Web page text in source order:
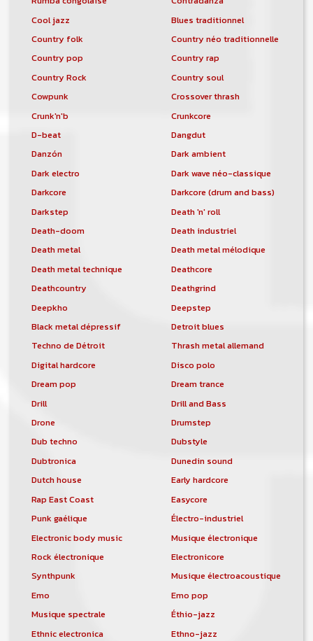
Cool jazz
Blues traditionnel
Country folk
Country néo traditionnelle
Country pop
Country rap
Country Rock
Country soul
Cowpunk
Crossover thrash
Crunk'n'b
Crunkcore
D-beat
Dangdut
Danzón
Dark ambient
Dark electro
Dark wave néo-classique
Darkcore
Darkcore (drum and bass)
Darkstep
Death 'n' roll
Death-doom
Death industriel
Death metal
Death metal mélodique
Death metal technique
Deathcore
Deathcountry
Deathgrind
Deepkho
Deepstep
Black metal dépressif
Detroit blues
Techno de Détroit
Thrash metal allemand
Digital hardcore
Disco polo
Dream pop
Dream trance
Drill
Drill and Bass
Drone
Drumstep
Dub techno
Dubstyle
Dubtronica
Dunedin sound
Dutch house
Early hardcore
Rap East Coast
Easycore
Punk gaélique
Électro-industriel
Electronic body music
Musique électronique
Rock électronique
Electronicore
Synthpunk
Musique électroacoustique
Emo
Emo pop
Musique spectrale
Éthio-jazz
Ethnic electronica
Ethno-jazz